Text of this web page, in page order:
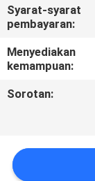
SITEMAP
POLICY
Syarat-syarat
pembayaran:
Menyediakan
kemampuan:
Sorotan: